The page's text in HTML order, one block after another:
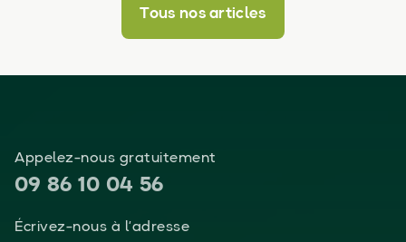
Tous nos articles
Appelez-nous gratuitement
09 86 10 04 56
Écrivez-nous à l’adresse